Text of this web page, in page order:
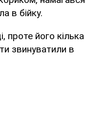
в бійку.
його кілька
звинуватили в